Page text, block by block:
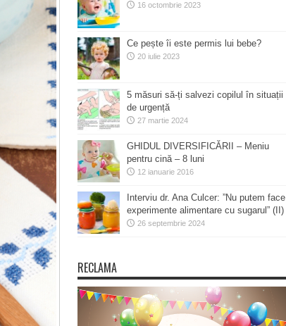
16 octombrie 2023
Ce pește îi este permis lui bebe?
20 iulie 2023
5 măsuri să-ți salvezi copilul în situații
de urgență
27 martie 2024
GHIDUL DIVERSIFICĂRII – Meniu
pentru cină – 8 luni
12 ianuarie 2016
Interviu dr. Ana Culcer: ”Nu putem face
experimente alimentare cu sugarul” (II)
26 septembrie 2024
RECLAMA